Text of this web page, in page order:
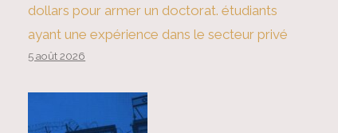
L'Europe et le prochain ordre
dollars pour armer un doctorat. étudiants
ayant une expérience dans le secteur privé
5 août 2026